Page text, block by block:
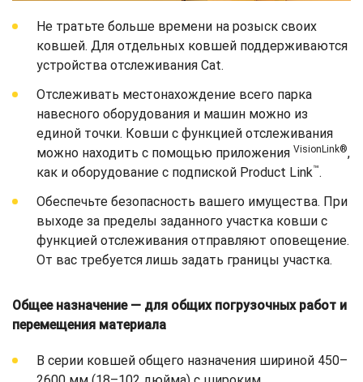
Не тратьте больше времени на розыск своих
ковшей. Для отдельных ковшей поддерживаются
устройства отслеживания Cat.
Отслеживать местонахождение всего парка
навесного оборудования и машин можно из
единой точки. Ковши с функцией отслеживания
можно находить с помощью приложения VisionLink®,
как и оборудование с подпиской Product Link™.
Обеспечьте безопасность вашего имущества. При
выходе за пределы заданного участка ковши с
функцией отслеживания отправляют оповещение.
От вас требуется лишь задать границы участка.
Общее назначение — для общих погрузочных работ и
перемещения материала
В серии ковшей общего назначения шириной 450–